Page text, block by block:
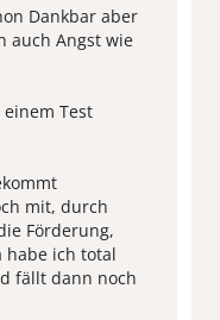
Dankbar aber
auch Angst wie
Test
mit, durch
Förderung,
habe ich total
fällt dann noch